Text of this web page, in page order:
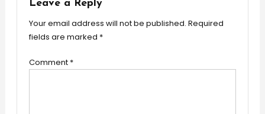
Leave a Reply
Your email address will not be published. Required
fields are marked *
Comment *